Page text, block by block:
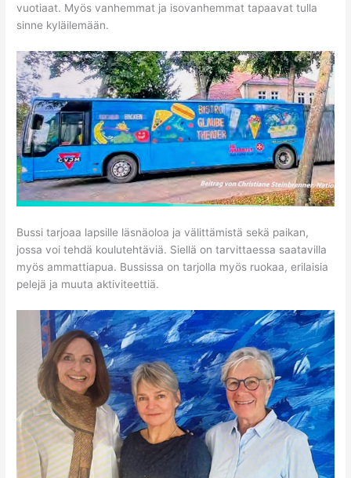
vuotiaat. Myös vanhemmat ja isovanhemmat tapaavat tulla
sinne kyläilemään.
Bussi tarjoaa lapsille läsnäoloa ja välittämistä sekä paikan,
jossa voi tehdä koulutehtäviä. Siellä on tarvittaessa saatavilla
myös ammattiapua. Bussissa on tarjolla myös ruokaa, erilaisia
pelejä ja muuta aktiviteettiä.